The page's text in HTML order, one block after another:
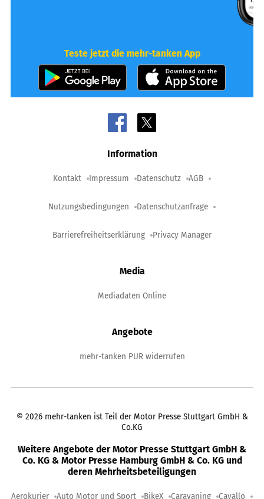
Teste jetzt die mehr-tanken App
Information
Kontakt Impressum Datenschutz AGB
Nutzungsbedingungen Datenschutzanfrage
Barrierefreiheitserklärung Privacy Manager
Media
Mediadaten Online
Angebote
mehr-tanken PUR widerrufen
© 2026 mehr-tanken ist Teil der Motor Presse Stuttgart GmbH &
Co.KG
Weitere Angebote der Motor Presse Stuttgart GmbH &
Co. KG & Motor Presse Hamburg GmbH & Co. KG und
deren Mehrheitsbeteiligungen
Aerokurier Auto Motor und Sport BikeX Caravaning Cavallo